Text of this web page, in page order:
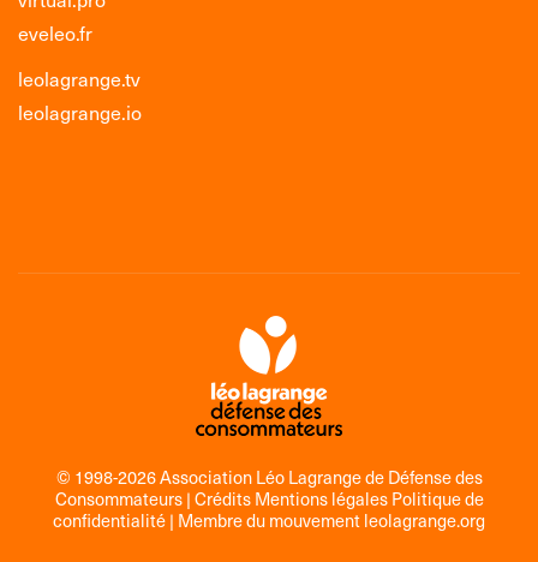
eveleo.fr
leolagrange.tv
leolagrange.io
© 1998-2026 Association Léo Lagrange de Défense des
Consommateurs |Crédits Mentions légales Politique de
confidentialité| Membre du mouvementleolagrange.org